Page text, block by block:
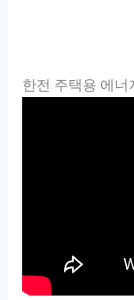
한전 주택용 에